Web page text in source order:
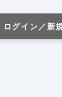
ログイン／新